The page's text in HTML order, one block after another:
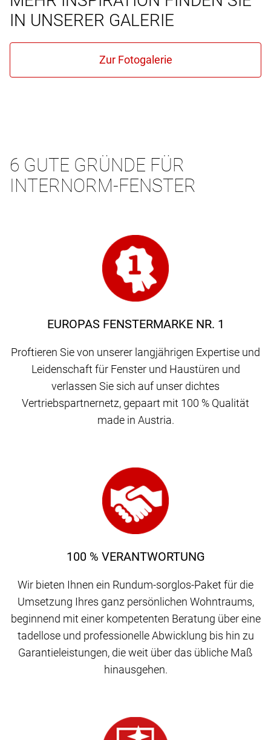
IN UNSERER GALERIE
6 GUTE GRÜNDE FÜR
INTERNORM-FENSTER
EUROPAS FENSTERMARKE NR. 1
Proftieren Sie von unserer langjährigen Expertise und
Leidenschaft für Fenster und Haustüren und
verlassen Sie sich auf unser dichtes
Vertriebspartnernetz, gepaart mit 100 % Qualität
made in Austria.
100 % VERANTWORTUNG
Wir bieten Ihnen ein Rundum-sorglos-Paket für die
Umsetzung Ihres ganz persönlichen Wohntraums,
beginnend mit einer kompetenten Beratung über eine
tadellose und professionelle Abwicklung bis hin zu
Garantieleistungen, die weit über das übliche Maß
hinausgehen.